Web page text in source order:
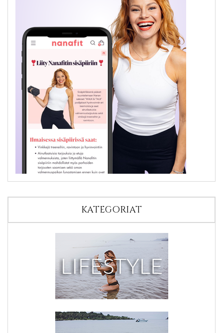
KATEGORIAT